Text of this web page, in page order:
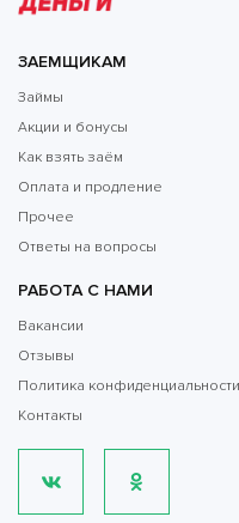
ЗАЕМЩИКАМ
Займы
Акции и бонусы
Как взять заём
Оплата и продление
Прочее
Ответы на вопросы
РАБОТА С НАМИ
Вакансии
Отзывы
Политика конфиденциальности
Контакты